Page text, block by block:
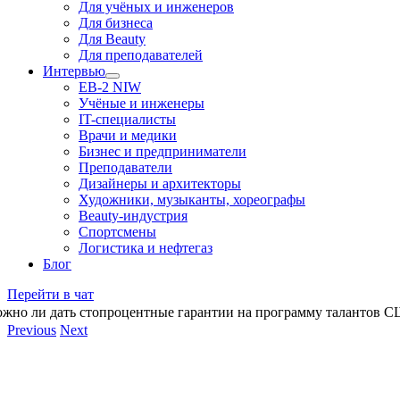
Для учёных и инженеров
Для бизнеса
Для Beauty
Для преподавателей
Интервью
EB-2 NIW
Учёные и инженеры
IT-специалисты
Врачи и медики
Бизнес и предприниматели
Преподаватели
Дизайнеры и архитекторы
Художники, музыканты, хореографы
Beauty-индустрия
Спортсмены
Логистика и нефтегаз
Блог
Перейти в чат
ли дать стопроцентные гарантии на программу талантов
Previous Next